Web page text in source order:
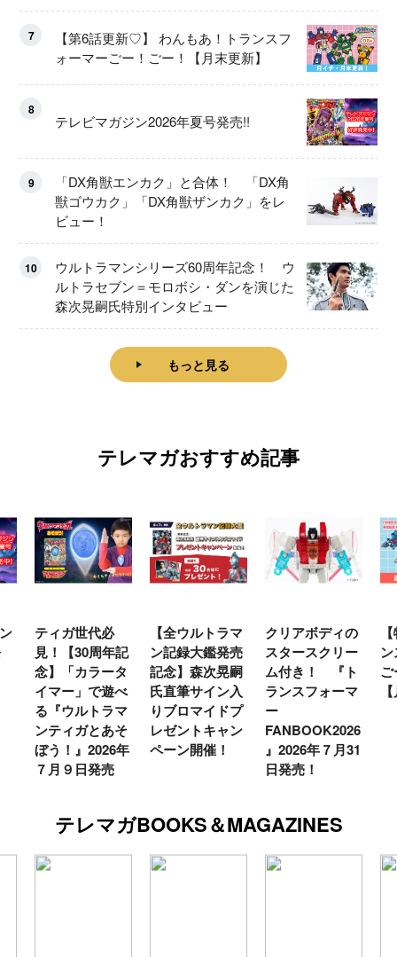
ート！
7
【第6話更新♡】 わんもあ！トランスフ
ォーマーごー！ごー！【月末更新】
8
テレビマガジン2026年夏号発売!!
9
「DX角獣エンカク」と合体！ 「DX角
獣ゴウカク」「DX角獣ザンカク」をレ
ビュー！
10
ウルトラマンシリーズ60周年記念！ ウ
ルトラセブン＝モロボシ・ダンを演じた
森次晃嗣氏特別インタビュー
もっと見る
テレマガおすすめ記事
ティガ世代必
見！【30周年記
念】「カラータ
イマー」で遊べ
る『ウルトラマ
ンティガとあそ
ぼう！』2026年
７月９日発売
【全ウルトラマ
ン記録大鑑発売
記念】森次晃嗣
氏直筆サイン入
りブロマイドプ
レゼントキャン
ペーン開催！
クリアボディの
スタースクリー
ム付き！ 『ト
ランスフォーマ
ー
FANBOOK2026
』2026年７月31
日発売！
テレマガBOOKS＆MAGAZINES